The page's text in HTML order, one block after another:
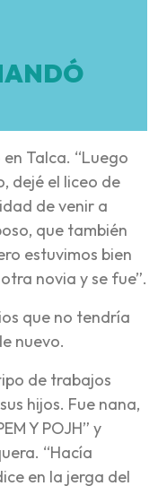
Talca. “Luego
dejé el liceo de
de venir a
que también
estuvimos bien
novia y se fue”.
que no tendría
nuevo.
de trabajos
hijos. Fue nana,
Y POJH” y
“Hacía
en la jerga del